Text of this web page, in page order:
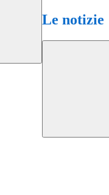
Le notizie